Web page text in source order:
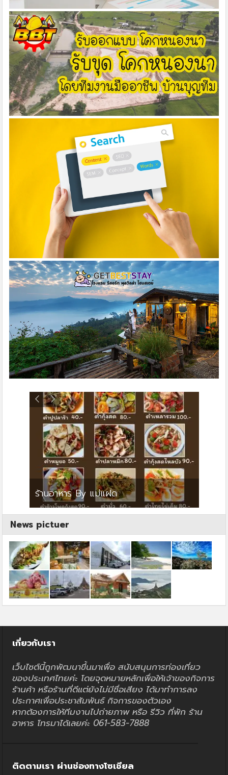
ร้านอาหาร By แม่แฝด
News pictuer
เกี่ยวกับเรา
เว็บไซต์นี้ถูกพัฒนาขึ้นมาเพื่อ สนับสนุนการท่องเที่ยว
ของประเทศไทยค่ะ โดยจุดหมายหลักเพื่อให้เจ้าของกิจการ
ร้านค้า หรือร้านที่ดีแต่ยังไม่มีชื่อเสียง ได้มาทำการลง
ประกาศเพื่อประชาสัมพันธ์ กิจการของตัวเอง
หากต้องการให้ทีมงานไปถ่ายภาพ หรือ รีวิว ที่พัก ร้าน
อาหาร โทรมาได้เลยค่ะ 061-583-7888
ติดตามเรา ผ่านช่องทางโซเชียล